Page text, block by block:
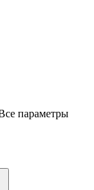
параметры